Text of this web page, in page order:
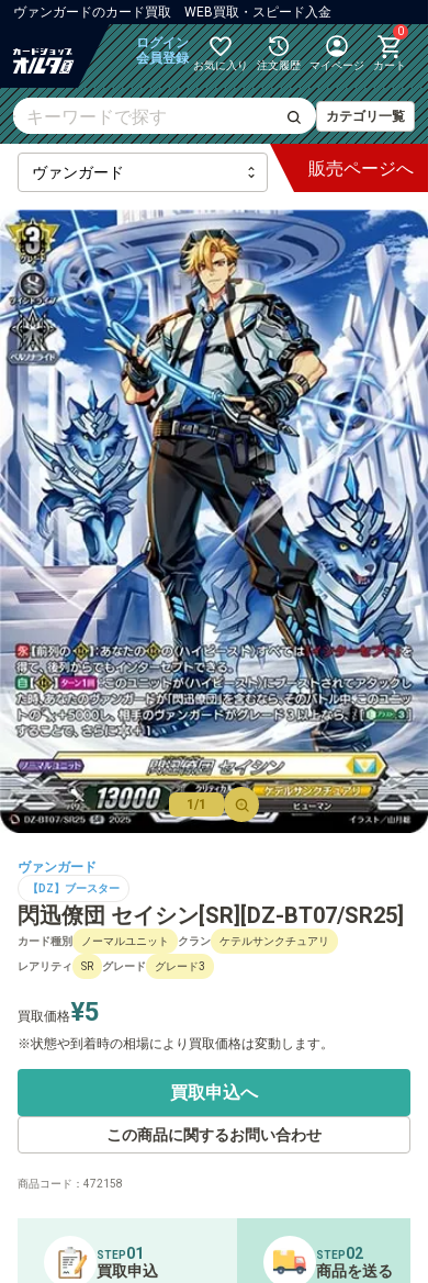
ヴァンガードのカード買取 WEB買取・スピード入金
ログイン
会員登録 お気に入り 注文履歴 マイページ
0
カート
カテゴリ一覧
最新弾
【DZ】ブースター
【DZ】その他ブースター
【DZ】デッキなど
【D】ブースター
【D】その他ブースター
【D】デッキなど
【DPR】PRカード
販売ページへ
1/1
ヴァンガード
【DZ】ブースター
閃迅僚団 セイシン[SR][DZ-BT07/SR25]
カード種別 ノーマルユニット クラン ケテルサンクチュアリ
レアリティ SR グレード グレード3
買取価格¥5
状態や到着時の相場により買取価格は変動します。
買取申込へ
この商品に関するお問い合わせ
商品コード： 472158
STEP01
買取申込
STEP02
商品を送る